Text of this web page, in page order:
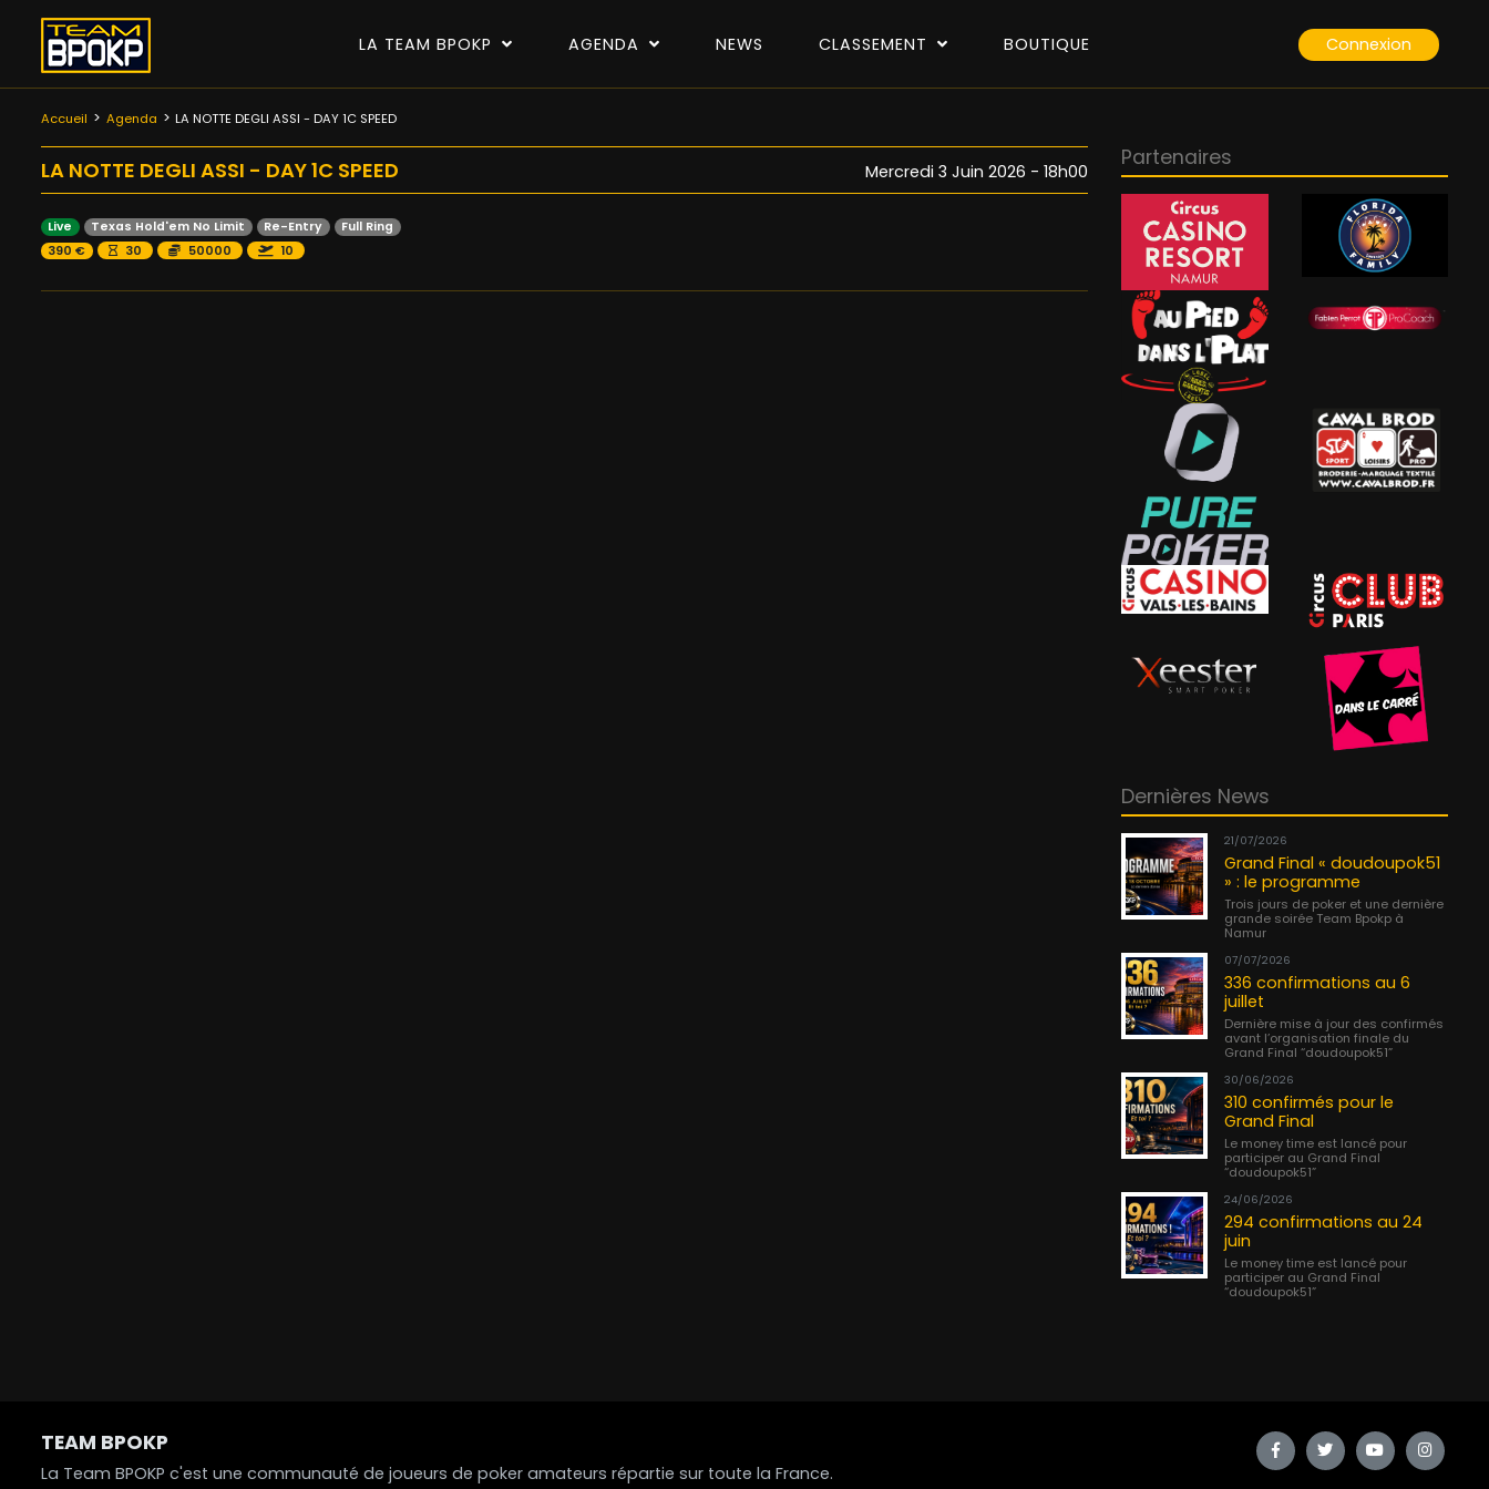
LA TEAM BPOKP AGENDA NEWS CLASSEMENT BOUTIQUE Connexion
Accueil Agenda LA NOTTE DEGLI ASSI - DAY 1C SPEED
LA NOTTE DEGLI ASSI - DAY 1C SPEED Mercredi 3 Juin 2026 - 18h00
Live Texas Hold'em No Limit Re-Entry
Full Ring
390 €
30 50000 10
Partenaires
Dernières News
21/07/2026
Grand Final « doudoupok51
» : le programme
Trois jours de poker et une dernière
grande soirée Team Bpokp à
Namur
07/07/2026
336 confirmations au 6
juillet
Dernière mise à jour des confirmés
avant l’organisation finale du
Grand Final “doudoupok51”
30/06/2026
310 confirmés pour le
Grand Final
Le money time est lancé pour
participer au Grand Final
“doudoupok51”
24/06/2026
294 confirmations au 24
juin
Le money time est lancé pour
participer au Grand Final
“doudoupok51”
TEAM BPOKP
La Team BPOKP c'est une communauté de joueurs de poker amateurs répartie sur toute la France.